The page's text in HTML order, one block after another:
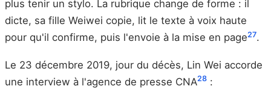
plus tenir un stylo. La rubrique change de forme : il
dicte, sa fille Weiwei copie, lit le texte à voix haute
pour qu'il confirme, puis l'envoie à la mise en page27.
Le 23 décembre 2019, jour du décès, Lin Wei accorde
une interview à l'agence de presse CNA28 :